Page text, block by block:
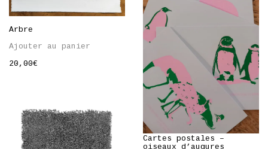
Arbre
Ajouter au panier
20,00€
Cartes postales –
oiseaux d’augures